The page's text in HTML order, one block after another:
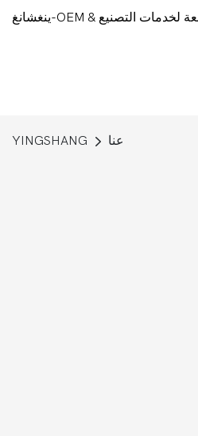
YINGSHANG عنا